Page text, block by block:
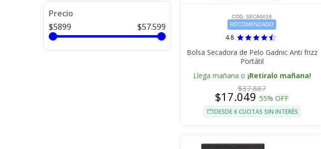
Precio
$5899
$57.599
COD. SECA0018
RECOMENDADO
4.8
Bolsa Secadora de Pelo Gadnic Anti frizz
Portátil
Llega mañana o ¡Retiralo mañana!
$37.887
$17.049 55% OFF
DESDE 6 CUOTAS SIN INTERÉS